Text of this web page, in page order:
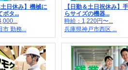
土日休み】機械に
ボタ...
市 勤務...
【日勤＆土日祝休み】
らサイズの機器...
時給：1,220円〜...
兵庫県神戸市西区 ...